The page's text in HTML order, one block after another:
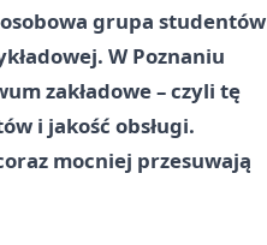
grupa studentów
W Poznaniu
zakładowe – czyli tę
i jakość obsługi.
mocniej przesuwają